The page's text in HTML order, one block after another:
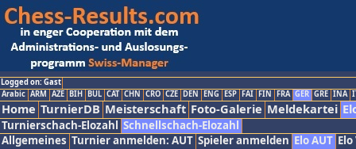
Logged on: Gast
Arabic ARM AZE BIH BUL CAT CHN CRO CZE DEN ENG ESP FAI FIN FRA GER GRE INA
Home TurnierDB Meisterschaft Foto-Galerie Meldekartei
Turnierschach-Elozahl Schnellschach-Elozahl
Allgemeines Turnier anmelden: AUT Spieler anmelden Elo AUT